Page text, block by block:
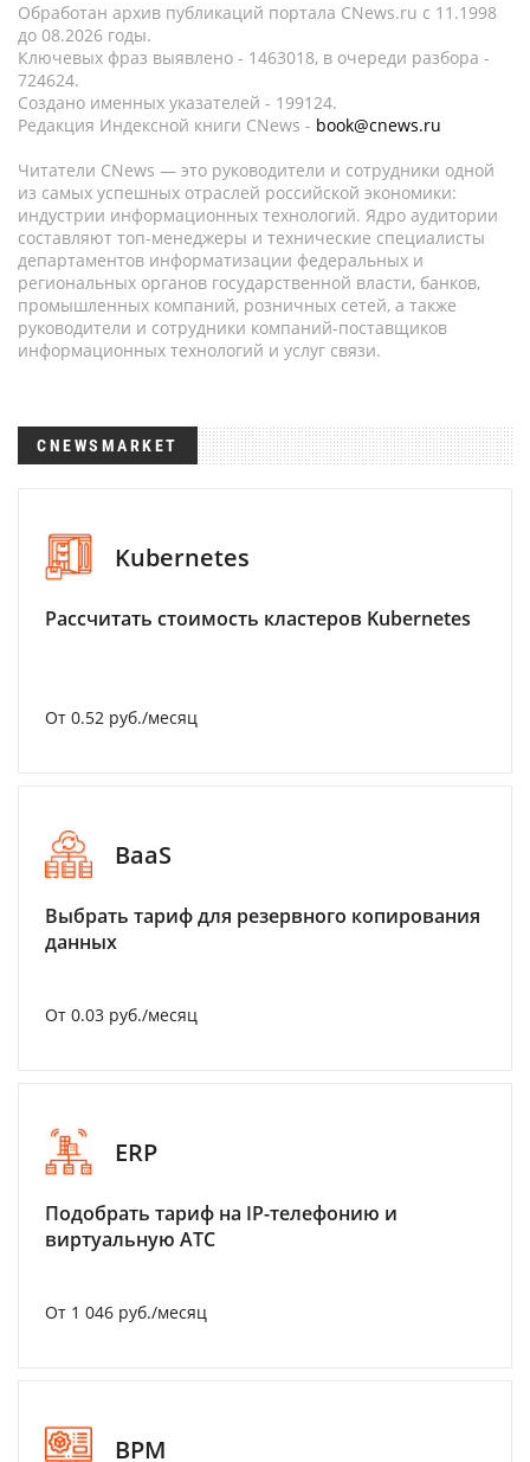
Обработан архив публикаций портала CNews.ru c 11.1998
до 08.2026 годы.
Ключевых фраз выявлено - 1463018, в очереди разбора -
724624.
Создано именных указателей - 199124.
Редакция Индексной книги CNews - book@cnews.ru
Читатели CNews — это руководители и сотрудники одной
из самых успешных отраслей российской экономики:
индустрии информационных технологий. Ядро аудитории
составляют топ-менеджеры и технические специалисты
департаментов информатизации федеральных и
региональных органов государственной власти, банков,
промышленных компаний, розничных сетей, а также
руководители и сотрудники компаний-поставщиков
информационных технологий и услуг связи.
CNEWSMARKET
Kubernetes
Рассчитать стоимость кластеров Kubernetes
От 0.52 руб./месяц
BaaS
Выбрать тариф для резервного копирования
данных
От 0.03 руб./месяц
ERP
Подобрать тариф на IP-телефонию и
виртуальную АТС
От 1 046 руб./месяц
BPM